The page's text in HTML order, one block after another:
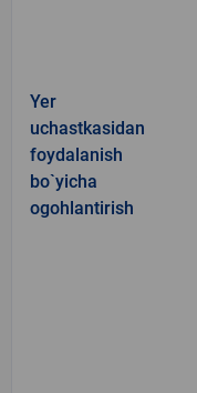
Yer
uchastkasidan
foydalanish
bo`yicha
ogohlantirish